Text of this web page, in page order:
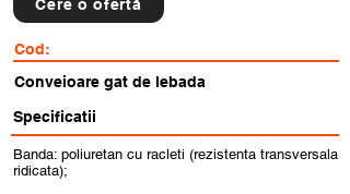
Cere o ofertă
Cod:
Conveioare gat de lebada
Specificatii
Banda: poliuretan cu racleti (rezistenta transversala
ridicata);